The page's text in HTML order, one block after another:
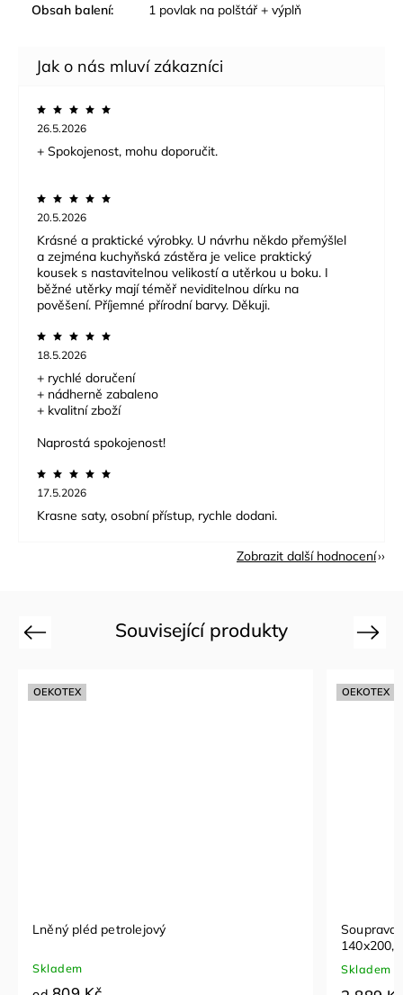
Obsah balení: 1 povlak na polštář + výplň
26.5.2026
+ Spokojenost, mohu doporučit.
20.5.2026
Krásné a praktické výrobky. U návrhu někdo přemýšlel
a zejména kuchyňská zástěra je velice praktický
kousek s nastavitelnou velikostí a utěrkou u boku. I
běžné utěrky mají téměř neviditelnou dírku na
pověšení. Příjemné přírodní barvy. Děkuji.
18.5.2026
+ rychlé doručení
+ nádherně zabaleno
+ kvalitní zboží
Naprostá spokojenost!
17.5.2026
Krasne saty, osobní přístup, rychle dodani.
Zobrazit další hodnocení
Související produkty
Previous
OEKOTEX
Lněný pléd petrolejový
Skladem
OEKOTEX
Souprava
140x200,
Skladem
Next